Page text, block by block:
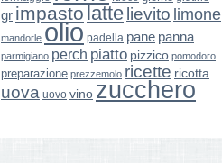
gr impasto latte lievito limone
mandorle olio padella pane panna
parmigiano perch piatto pizzico pomodoro
preparazione prezzemolo ricette ricotta
uova uovo vino zucchero